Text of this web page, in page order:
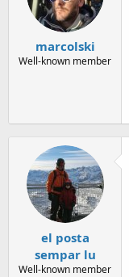
marcolski
Well-known member
el posta
sempar lu
Well-known member